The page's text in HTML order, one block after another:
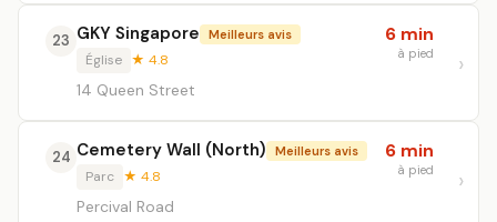
23 GKY Singapore Meilleurs avis
Église ★ 4.8
14 Queen Street
6 min
à pied
24 Cemetery Wall (North) Meilleurs avis
Parc ★ 4.8
Percival Road
6 min
à pied